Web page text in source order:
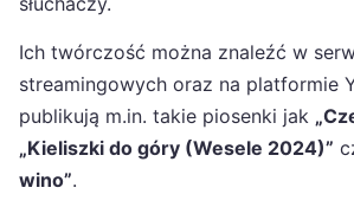
Ich twórczość można znaleźć w
streamingowych oraz na platformie
publikują m.in. takie piosenki jak
„Kieliszki do góry (Wesele 2024)”
wino”.